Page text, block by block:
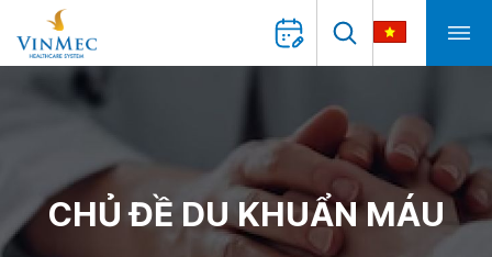
CHỦ ĐỀ DU KHUẨN MÁU